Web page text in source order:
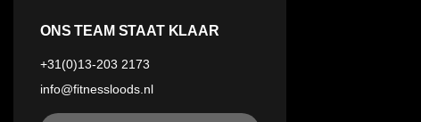
ONS TEAM STAAT KLAAR
+31(0)13-203 2173
info@fitnessloods.nl